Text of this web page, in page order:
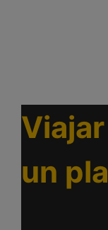
un